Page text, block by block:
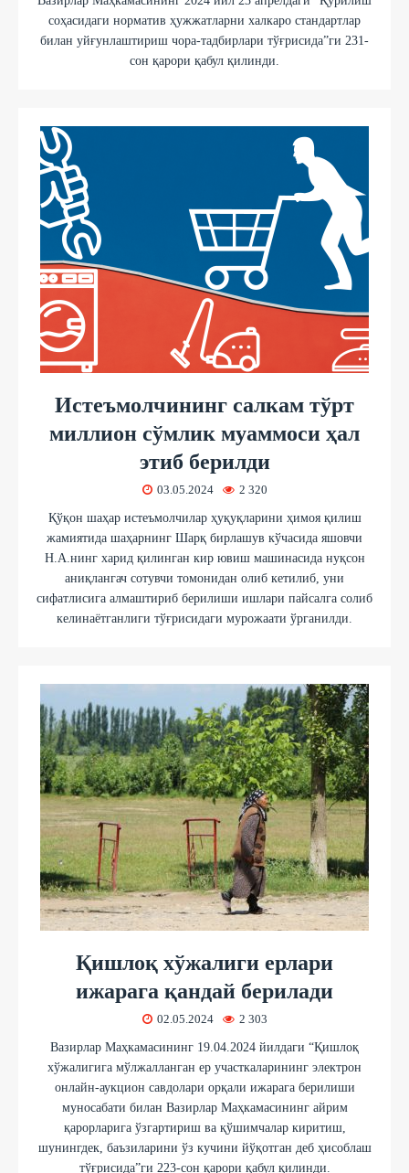
соҳасидаги норматив ҳужжатларни халкаро стандартлар
билан уйғунлаштириш чора-тадбирлари тўғрисида”ги 231-
сон қарори қабул қилинди.
Истеъмолчининг салкам тўрт
миллион сўмлик муаммоси ҳал
этиб берилди
03.05.2024 2 320
Қўқон шаҳар истеъмолчилар ҳуқуқларини ҳимоя қилиш
жамиятида шаҳарнинг Шарқ бирлашув кўчасида яшовчи
Н.А.нинг харид қилинган кир ювиш машинасида нуқсон
аниқлангач сотувчи томонидан олиб кетилиб, уни
сифатлисига алмаштириб берилиши ишлари пайсалга солиб
келинаётганлиги тўғрисидаги мурожаати ўрганилди.
Қишлоқ хўжалиги ерлари
ижарага қандай берилади
02.05.2024 2 303
Вазирлар Маҳкамасининг 19.04.2024 йилдаги “Қишлоқ
хўжалигига мўлжалланган ер участкаларининг электрон
онлайн-аукцион савдолари орқали ижарага берилиши
муносабати билан Вазирлар Маҳкамасининг айрим
қарорларига ўзгартириш ва қўшимчалар киритиш,
шунингдек, баъзиларини ўз кучини йўқотган деб ҳисоблаш
тўғрисида”ги 223-сон қарори қабул қилинди.